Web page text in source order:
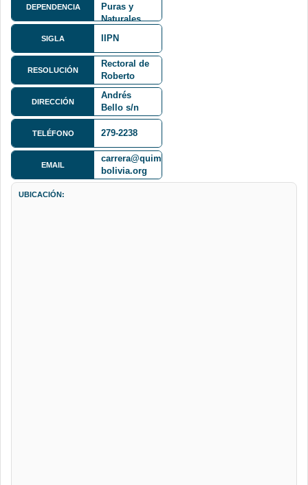
DEPENDENCIA
Puras y
Naturales
SIGLA IIPN
RESOLUCIÓN
075/05
Resolución
Rectoral de
Roberto
Aguilar
Gómez
DIRECCIÓN
Calle 27 y
Andrés
Bello s/n
Cota Cota
TELÉFONO 279-2238
EMAIL
carrera@quimica-
bolivia.org
UBICACIÓN: